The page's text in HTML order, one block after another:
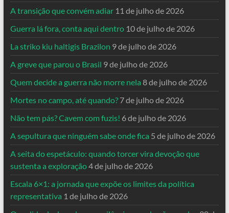
A transição que convém adiar 11 de julho de 2026
Guerra lá fora, conta aqui dentro 10 de julho de 2026
La striko kiu haltigis Brazilon 9 de julho de 2026
A greve que parou o Brasil 9 de julho de 2026
Quem decide a guerra não morre nela 8 de julho de 2026
Mortes no campo, até quando? 7 de julho de 2026
Não tem pás? Cavem com fuzis! 6 de julho de 2026
A sepultura que ninguém sabe onde fica 5 de julho de 2026
A seita do espetáculo: quando torcer vira devoção que
sustenta a exploração4 de julho de 2026
Escala 6×1: a jornada que expõe os limites da política
representativa 1 de julho de 2026